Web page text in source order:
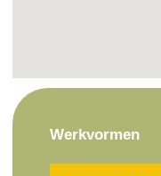
Werkvormen